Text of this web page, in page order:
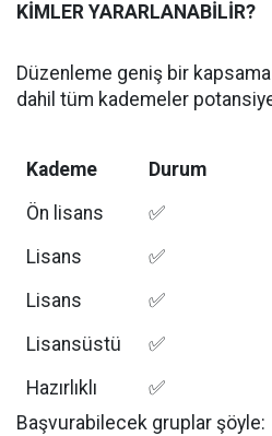
KİMLER YARARLANABİLİR?
Düzenleme geniş bir kapsama
dahil tüm kademeler
Kademe
Durum
Ön lisans
✅
Lisans
✅
Lisans
✅
Lisansüstü
✅
Hazırlıklı
✅
Başvurabilecek gruplar şöyle: